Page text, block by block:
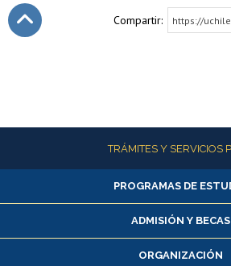
Compartir: https://
Más informaciónTRÁMITES Y SERVICIOS
Alumnas/os y
Matrícula en línea
Inscripción y cambio de
Consulta y certificado de
PROGRAMAS DE
ADMISIÓN Y BECAS
ORGANIZACIÓN